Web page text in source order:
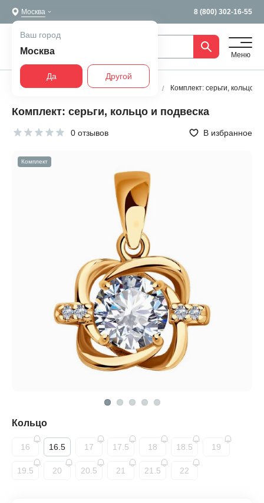
Москва 8 (800) 302-16-55
Ваш город
Москва
Да Другой
Меню
Главная Все украшения Комплекты Комплект: серьги, кольцо и
Комплект: серьги, кольцо и подвеска
0 отзывов В избранное
Комплект
Кольцо
16 16.5 17 17.5 18 18.5 19
19.5 20 20.5 21 21.5 22